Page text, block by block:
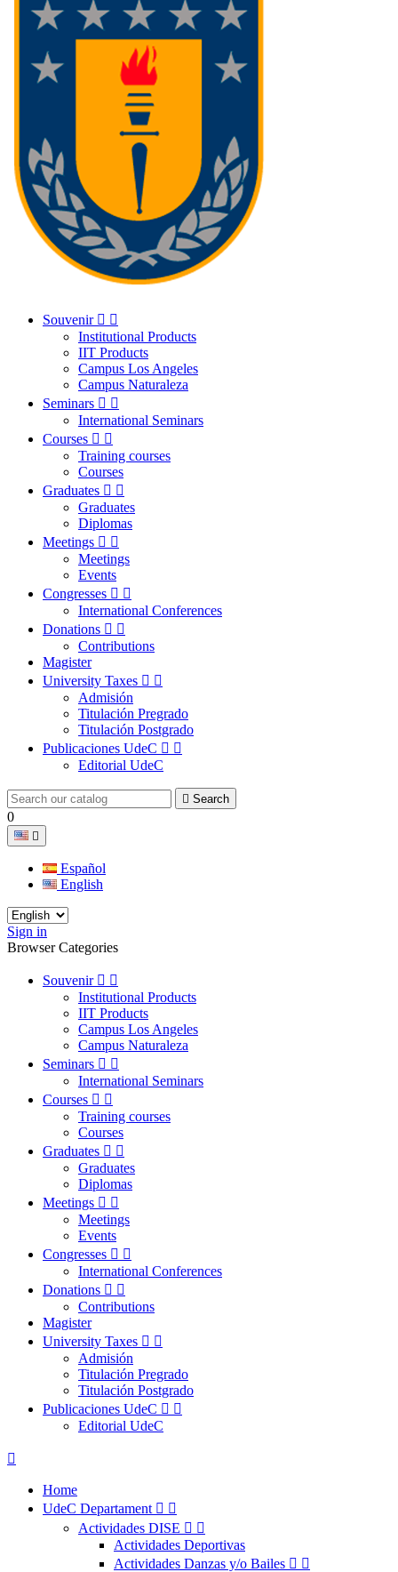
Souvenir  
Institutional Products
IIT Products
Campus Los Angeles
Campus Naturaleza
Seminars  
International Seminars
Courses  
Training courses
Courses
Graduates  
Graduates
Diplomas
Meetings  
Meetings
Events
Congresses  
International Conferences
Donations  
Contributions
Magister
University Taxes  
Admisión
Titulación Pregrado
Titulación Postgrado
Publicaciones UdeC  
Editorial UdeC
 Search
0

Español
English
Sign in
Browser Categories
Souvenir  
Institutional Products
IIT Products
Campus Los Angeles
Campus Naturaleza
Seminars  
International Seminars
Courses  
Training courses
Courses
Graduates  
Graduates
Diplomas
Meetings  
Meetings
Events
Congresses  
International Conferences
Donations  
Contributions
Magister
University Taxes  
Admisión
Titulación Pregrado
Titulación Postgrado
Publicaciones UdeC  
Editorial UdeC

Home
UdeC Departament  
Actividades DISE  
Actividades Deportivas
Actividades Danzas y/o Bailes  